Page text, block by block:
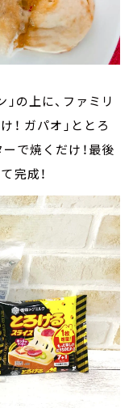
の上に、ファミリ
！ ガパオ」ととろ
で焼くだけ！最後
完成！